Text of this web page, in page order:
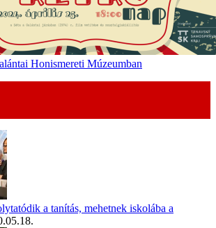
Honismereti Múzeumban
a tanítás, mehetnek iskolába a